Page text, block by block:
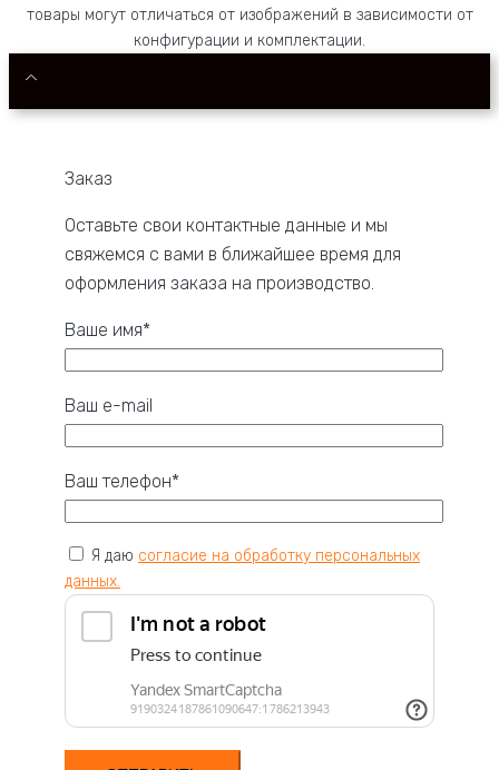
товары могут отличаться от изображений в зависимости от
конфигурации и комплектации.
Заказ
Оставьте свои контактные данные и мы
свяжемся с вами в ближайшее время для
оформления заказа на производство.
Ваше имя*
Ваш e-mail
Ваш телефон*
Я даю согласие на обработку персональных
данных.